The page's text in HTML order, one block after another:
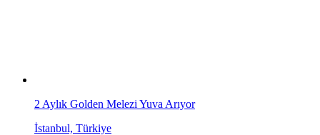
2 Aylık Golden Melezi Yuva Arıyor
İstanbul, Türkiye